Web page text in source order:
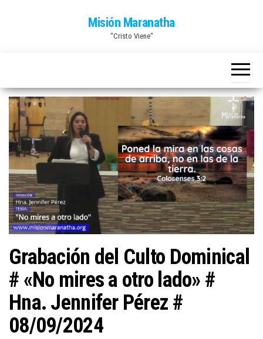
Misión Maranatha
"Cristo Viene"
Grabación del Culto Dominical
# «No mires a otro lado» #
Hna. Jennifer Pérez #
08/09/2024